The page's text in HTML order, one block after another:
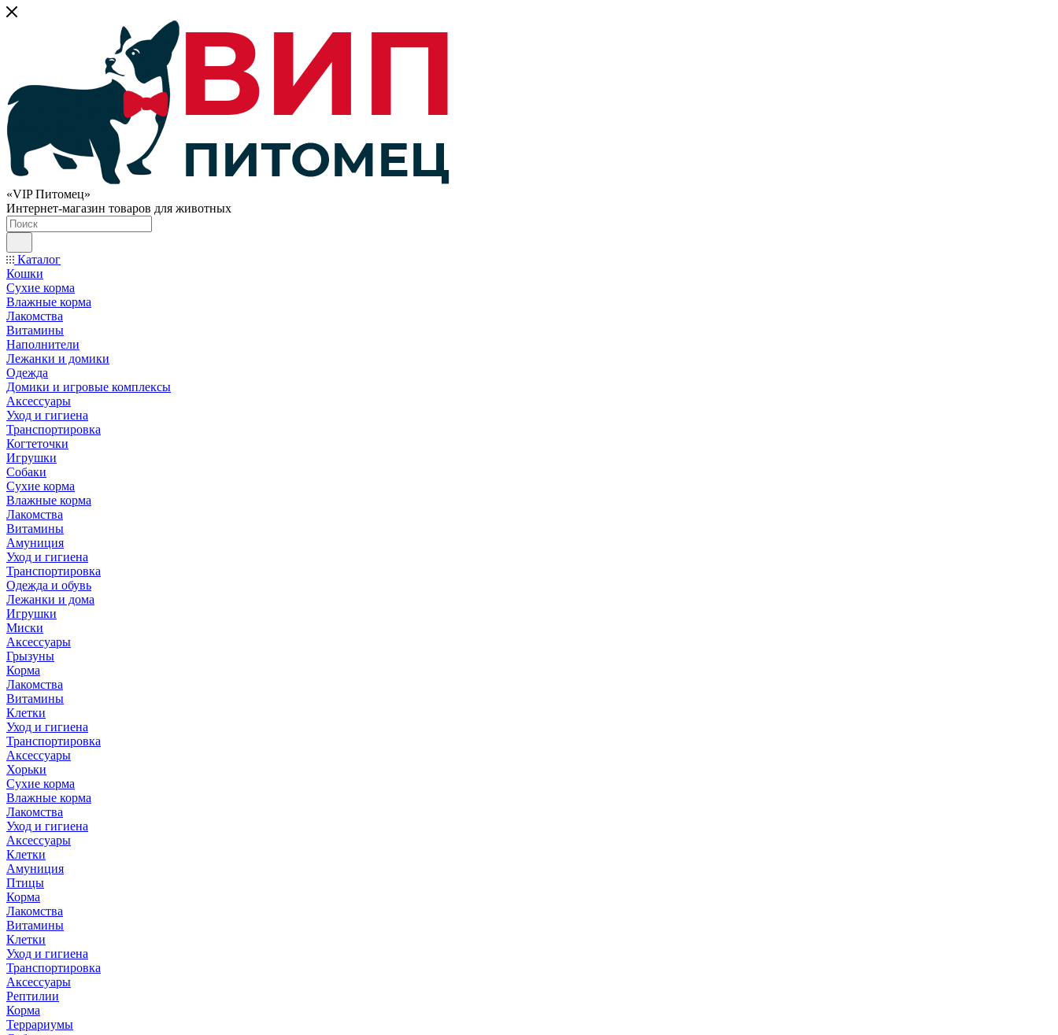
«VIP Питомец»
Интернет-магазин товаров для животных
Каталог
Кошки
Сухие корма
Влажные корма
Лакомства
Витамины
Наполнители
Лежанки и домики
Одежда
Домики и игровые комплексы
Аксессуары
Уход и гигиена
Транспортировка
Когтеточки
Игрушки
Собаки
Сухие корма
Влажные корма
Лакомства
Витамины
Амуниция
Уход и гигиена
Транспортировка
Одежда и обувь
Лежанки и дома
Игрушки
Миски
Аксессуары
Грызуны
Корма
Лакомства
Витамины
Клетки
Уход и гигиена
Транспортировка
Аксессуары
Хорьки
Сухие корма
Влажные корма
Лакомства
Уход и гигиена
Аксессуары
Клетки
Амуниция
Птицы
Корма
Лакомства
Витамины
Клетки
Уход и гигиена
Транспортировка
Аксессуары
Рептилии
Корма
Террариумы